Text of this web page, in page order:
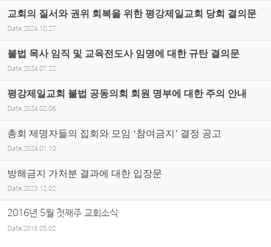
교회의 질서와 권위 회복을 위한 평강제일교회 당회 결의문
Date 2024.10.27
불법 목사 임직 및 교육전도사 임명에 대한 규탄 결의문
Date 2024.07.22
평강제일교회 불법 공동의회 회원 명부에 대한 주의 안내
Date 2024.02.06
총회 제명자들의 집회와 모임 ‘참여금지’ 결정 공고
Date 2024.01.10
방해금지 가처분 결과에 대한 입장문
Date 2023.12.02
2016년 5월 첫째주 교회소식
Date2016.05.02